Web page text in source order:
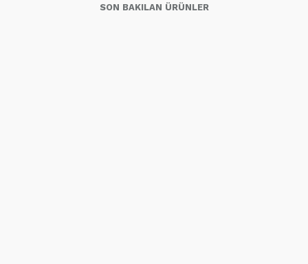
SON BAKILAN ÜRÜNLER